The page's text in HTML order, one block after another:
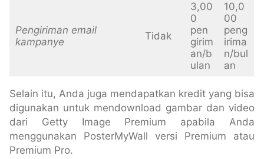
Pengiriman email
kampanye
Tidak
3,00
0
pen
girim
an/b
ulan
10,0
00
peng
irima
n/bul
an
Selain itu, Anda juga mendapatkan kredit yang bisa
digunakan untuk mendownload gambar dan video
dari Getty Image Premium apabila Anda
menggunakan PosterMyWall versi Premium atau
Premium Pro.